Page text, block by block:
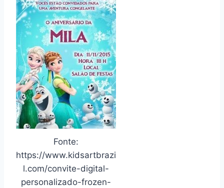
Fonte:
https://www.kidsartbrazi
l.com/convite-digital-
personalizado-frozen-